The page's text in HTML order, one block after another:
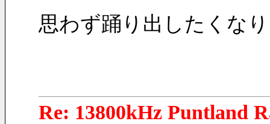
思わず踊り出したくな
Re: 13800kHz Puntland